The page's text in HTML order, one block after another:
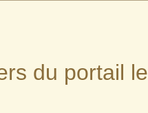
du portail